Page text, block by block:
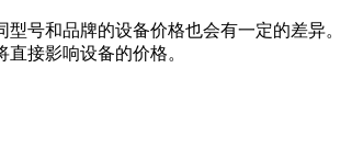
号和品牌的设备价格也会有一定的差异。
接影响设备的价格。